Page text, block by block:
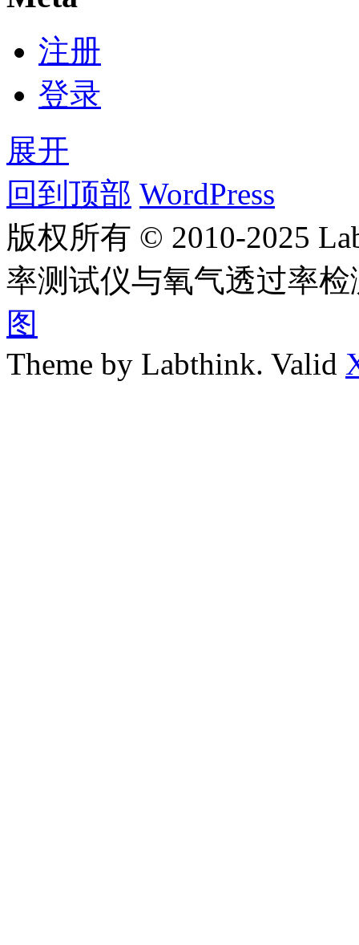
注册
登录
展开
回到顶部 WordPress
版权所有 © 2010-2025
率测试仪与氧气透过率
图
Theme by Labthink. Valid